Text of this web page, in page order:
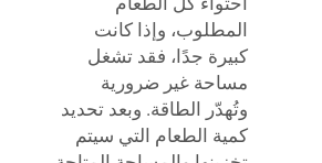
المطلوب، وإذا كانت
كبيرة جدًا، فقد تشغل
مساحة غير ضرورية
وتُهدّر الطاقة. وبعد تحديد
كمية الطعام التي سيتم